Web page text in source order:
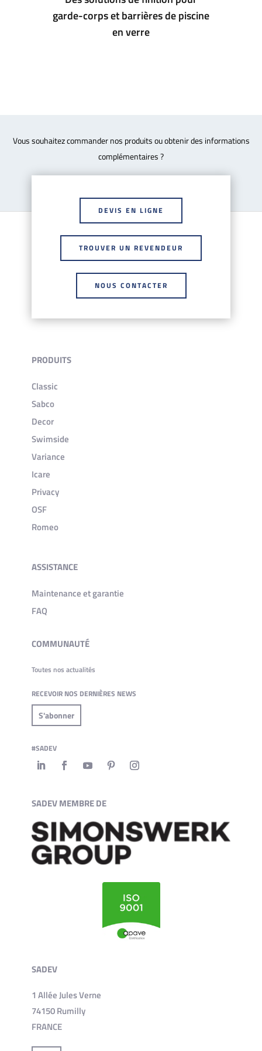
garde-corps et barrières de piscine
en verre
Vous souhaitez commander nos produits ou obtenir des informations
complémentaires ?
DEVIS EN LIGNE
TROUVER UN REVENDEUR
NOUS CONTACTER
PRODUITS
Classic
Sabco
Decor
Swimside
Variance
Icare
Privacy
OSF
Romeo
ASSISTANCE
Maintenance et garantie
FAQ
COMMUNAUTÉ
Toutes nos actualités
RECEVOIR NOS DERNIÈRES NEWS
S'abonner
#SADEV
SADEV MEMBRE DE
SADEV
1 Allée Jules Verne
74150 Rumilly
FRANCE